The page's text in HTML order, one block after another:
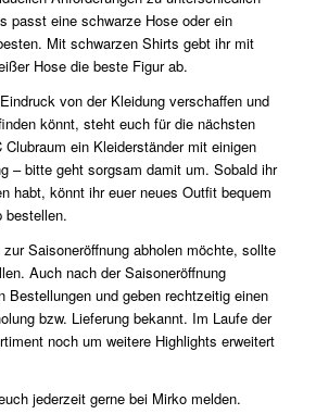
passt eine schwarze Hose oder ein
Mit schwarzen Shirts gebt ihr mit
Hose die beste Figur ab.
von der Kleidung verschaffen und
könnt, steht euch für die nächsten
ein Kleiderständer mit einigen
– bitte geht sorgsam damit um. Sobald ihr
habt, könnt ihr euer neues Outfit bequem
bestellen.
Saisoneröffnung abholen möchte, sollte
Auch nach der Saisoneröffnung
Bestellungen und geben rechtzeitig einen
bzw. Lieferung bekannt. Im Laufe der
noch um weitere Highlights erweitert
jederzeit gerne bei Mirko melden.